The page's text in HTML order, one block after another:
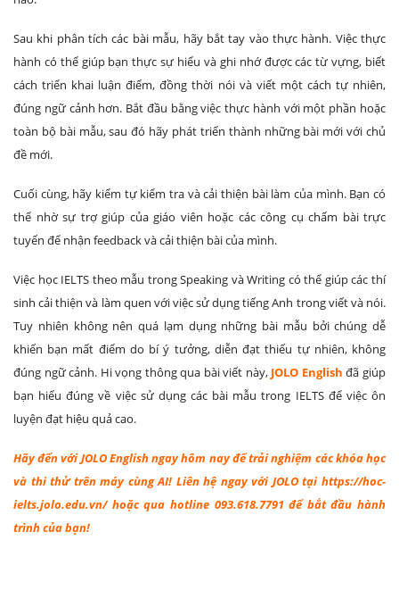
Sau khi phân tích các bài mẫu, hãy bắt tay vào thực hành. Việc thực
hành có thể giúp bạn thực sự hiểu và ghi nhớ được các từ vựng, biết
cách triển khai luận điểm, đồng thời nói và viết một cách tự nhiên,
đúng ngữ cảnh hơn. Bắt đầu bằng việc thực hành với một phần hoặc
toàn bộ bài mẫu, sau đó hãy phát triển thành những bài mới với chủ
đề mới.
Cuối cùng, hãy kiểm tự kiểm tra và cải thiện bài làm của mình. Bạn có
thể nhờ sự trợ giúp của giáo viên hoặc các công cụ chấm bài trực
tuyến để nhận feedback và cải thiện bài của mình.
Việc học IELTS theo mẫu trong Speaking và Writing có thể giúp các thí
sinh cải thiện và làm quen với việc sử dụng tiếng Anh trong viết và nói.
Tuy nhiên không nên quá lạm dụng những bài mẫu bởi chúng dễ
khiến bạn mất điểm do bí ý tưởng, diễn đạt thiếu tự nhiên, không
đúng ngữ cảnh. Hi vọng thông qua bài viết này, JOLO English đã giúp
bạn hiểu đúng về việc sử dụng các bài mẫu trong IELTS để việc ôn
luyện đạt hiệu quả cao.
Hãy đến với JOLO Englishngay hôm nay để trải nghiệm các khóa học
và thi thử trên máy cùng AI! Liên hệ ngay với JOLO tại https://hoc-
ielts.jolo.edu.vn/hoặc qua hotline 093.618.7791 để bắt đầu hành
trình của bạn!